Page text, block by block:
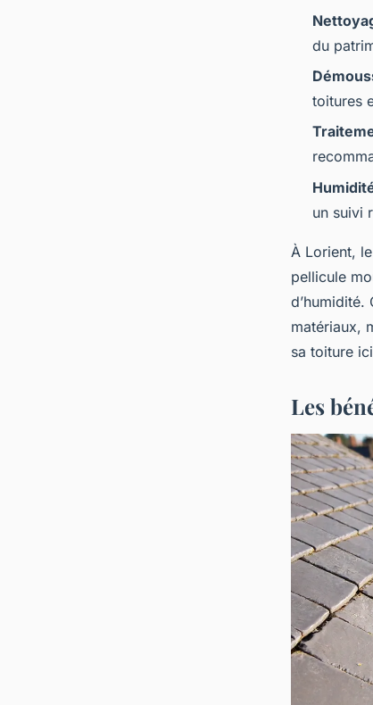
du
toitures
un suivi
À Lorient,
pellicule
d’humidité.
matériaux,
sa toiture
Les